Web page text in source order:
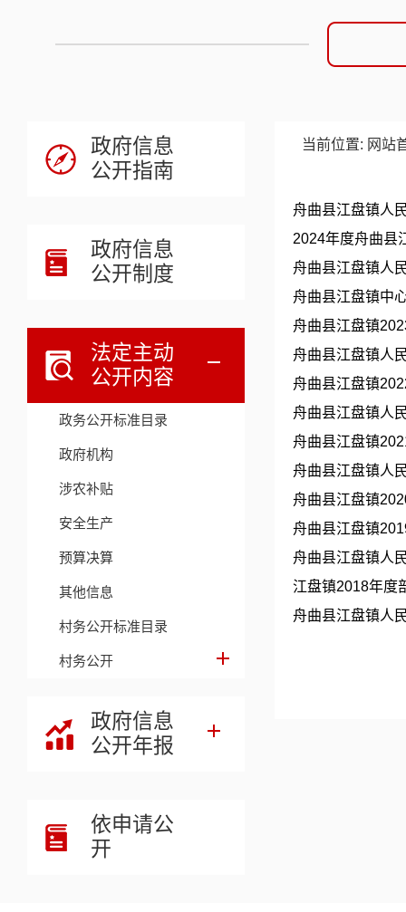
政府信息
公开指南
政府信息
公开制度
法定主动
公开内容
政务公开标准目录
政府机构
涉农补贴
安全生产
预算决算
其他信息
村务公开标准目录
村务公开
政府信息
公开年报
依申请公
开
当前位置: 网站
舟曲县江盘镇人
​2024年度舟曲县
舟曲县江盘镇人
舟曲县江盘镇中
舟曲县江盘镇
舟曲县江盘镇人
舟曲县江盘镇
舟曲县江盘镇人
舟曲县江盘镇
舟曲县江盘镇人
舟曲县江盘镇
舟曲县江盘镇
舟曲县江盘镇人
江盘镇2018年度
舟曲县江盘镇人